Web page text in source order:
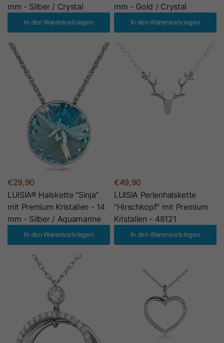
mm - Silber / Crystal
In den Warenkorb legen
mm - Gold / Crystal
In den Warenkorb legen
€29,90
LUISIA® Halskette "Sinja"
mit Premium Kristallen - 14
mm - Silber / Aquamarine
In den Warenkorb legen
€49,90
LUISIA Perlenhalskette
"Hirschkopf" mit Premium
Kristallen - 48121
In den Warenkorb legen